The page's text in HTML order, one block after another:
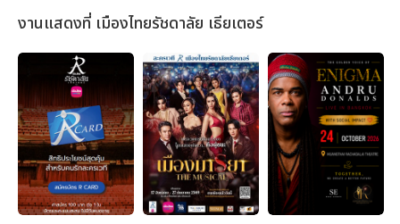
งานแสดงที่ เมืองไทยรัชดาลัย เธียเตอร์